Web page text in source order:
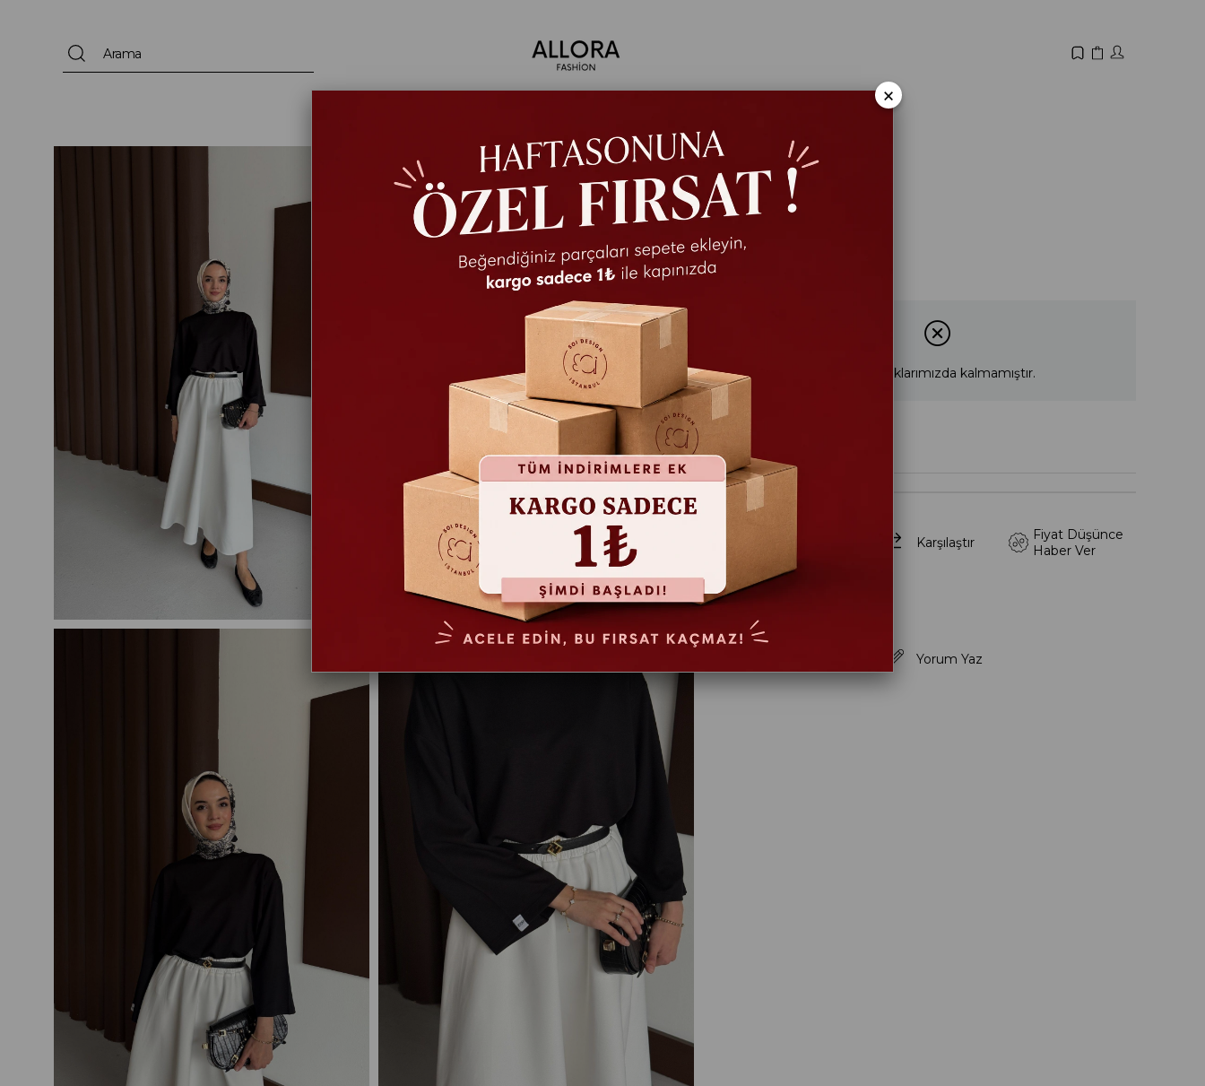
TAKIM
Oysh Body Siyah
Oysho kumaştır
Bisiklet yakadır
Ürün stoklarımızda kalmamıştır.
STANDART
Karşılaştır
Fiyat Düşünce
Haber Ver
Yorum Yaz
×